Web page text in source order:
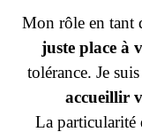
Mon rôle en tant
juste place à
tolérance. Je
accueillir
La particularité